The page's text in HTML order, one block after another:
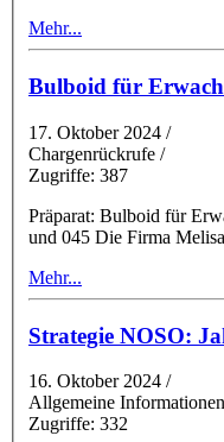
Mehr...
Bulboid für
17. Oktober 2024 /
Chargenrückrufe /
Zugriffe: 387
Präparat: Bulboid für
und 045 Die Firma
Mehr...
Strategie NOSO:
16. Oktober 2024 /
Allgemeine
Zugriffe: 332